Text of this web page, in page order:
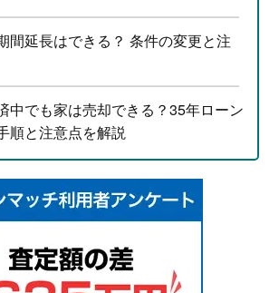
間延長はできる？ 条件の変更と注
中でも家は売却できる？35年ローン
順と注意点を解説